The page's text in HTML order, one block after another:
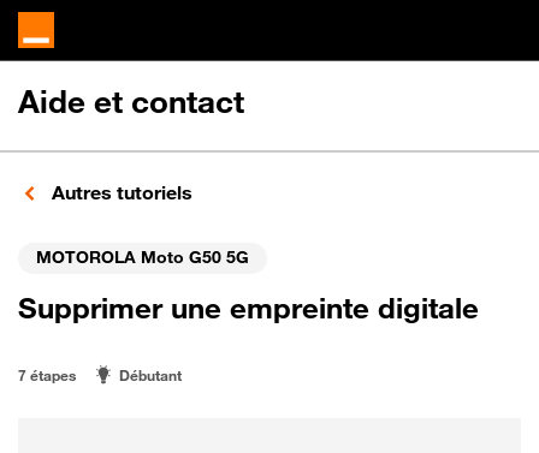
Aide et contact
Autres tutoriels
MOTOROLA Moto G50 5G
Supprimer une empreinte digitale
7 étapes Débutant